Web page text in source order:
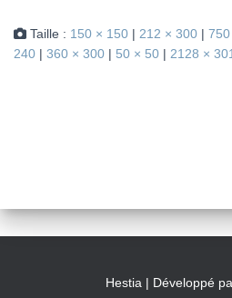
Taille : 150 × 150 | 212 × 300 |
240 | 360 × 300 | 50 × 50 | 2128 ×
Hestia | Développé